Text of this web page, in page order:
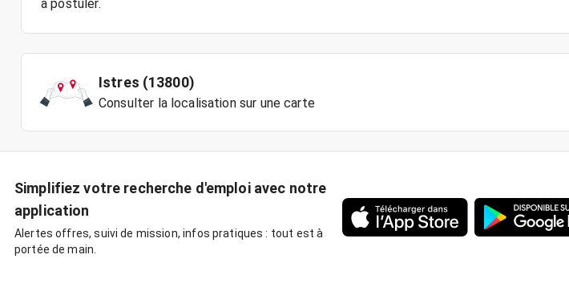
Istres (13800)
Consulter la localisation sur une carte
Simplifiez votre recherche d'emploi avec notre
application
Alertes offres, suivi de mission, infos pratiques : tout est à
portée de main.